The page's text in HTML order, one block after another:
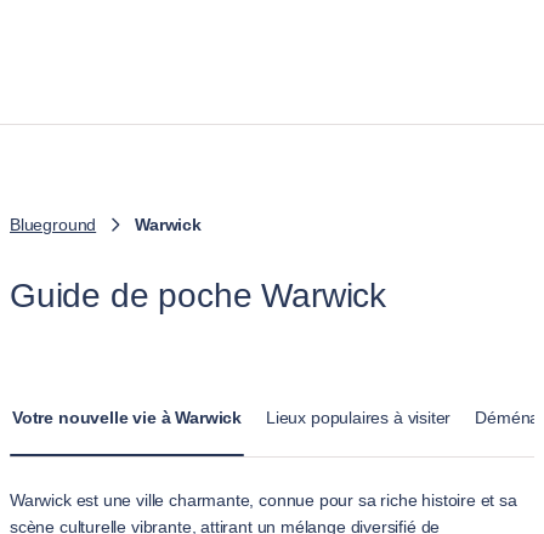
Blueground Warwick
Guide de poche Warwick
Votre nouvelle vie à Warwick Lieux populaires à visiter
Warwick est une ville charmante, connue pour sa riche histoire et sa
scène culturelle vibrante, attirant un mélange diversifié de